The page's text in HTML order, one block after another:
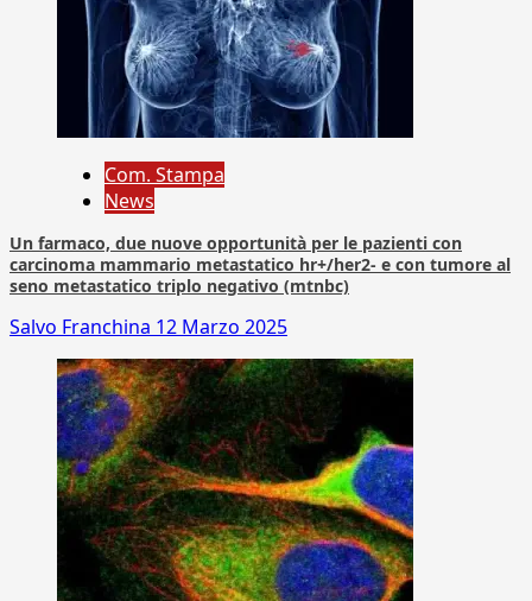
Com. Stampa
News
Un farmaco, due nuove opportunità per le pazienti con
carcinoma mammario metastatico hr+/her2- e con tumore al
seno metastatico triplo negativo (mtnbc)
Salvo Franchina 12 Marzo 2025